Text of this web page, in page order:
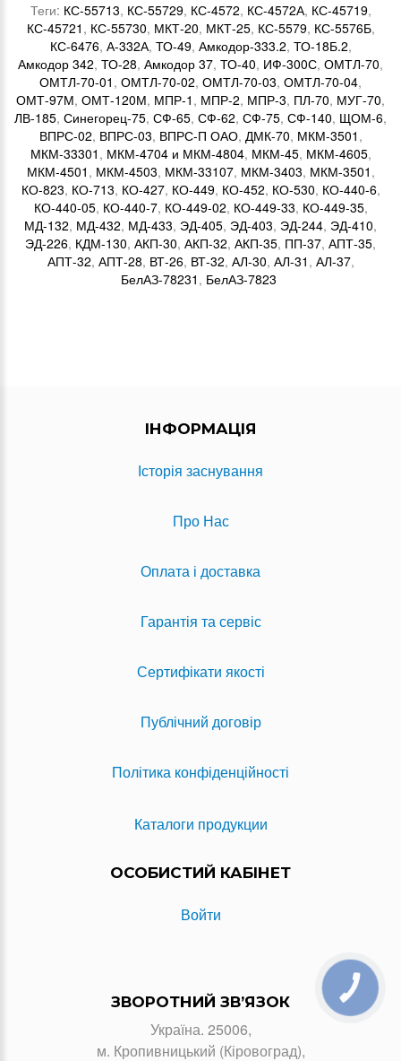
Теги: КС-55713, КС-55729, КС-4572, КС-4572А, КС-45719,
КС-45721 , КС-55730, МКТ-20, МКТ-25, КС-5579, КС-5576Б,
КС-6476, А-332А, ТО-49, Амкодор-333.2, ТО-18Б.2,
Амкодор 342, ТО-28, Амкодор 37, ТО-40, ИФ-300С, ОМТЛ-70,
ОМТЛ-70-01 , ОМТЛ-70-02, ОМТЛ-70-03, ОМТЛ-70-04,
ОМТ-97М, ОМТ-120М, МПР-1 , МПР-2, МПР-3, ПЛ-70, МУГ-70,
ЛВ-185, Синегорец-75, СФ-65, СФ-62, СФ-75, СФ-140, ЩОМ-6,
ВПРС-02, ВПРС-03, ВПРС-П ОАО, ДМК-70, МКМ-3501 ,
МКМ-33301 , МКМ-4704 и МКМ-4804, МКМ-45, МКМ-4605,
МКМ-4501 , МКМ-4503, МКМ-33107, МКМ-3403, МКМ-3501 ,
КО-823, КО-713, КО-427, КО-449, КО-452, КО-530, КО-440-6,
КО-440-05, КО-440-7, КО-449-02, КО-449-33, КО-449-35,
МД-132, МД-432, МД-433, ЭД-405, ЭД-403, ЭД-244, ЭД-410,
ЭД-226, КДМ-130, АКП-30, АКП-32, АКП-35, ПП-37, АПТ-35,
АПТ-32, АПТ-28, ВТ-26, ВТ-32, АЛ-30, АЛ-31 , АЛ-37,
БелАЗ-78231 , БелАЗ-7823
ІНФОРМАЦІЯ
Історія заснування
Про Нас
Оплата і доставка
Гарантія та сервіс
Сертифікати якості
Публічний договір
Політика конфіденційності
Каталоги продукции
ОСОБИСТИЙ КАБІНЕТ
Войти
ЗВОРОТНИЙ ЗВ’ЯЗОК
Україна. 25006,
м. Кропивницький (Кіровоград),
КНОПКА
ЗВ'ЯЗКУ